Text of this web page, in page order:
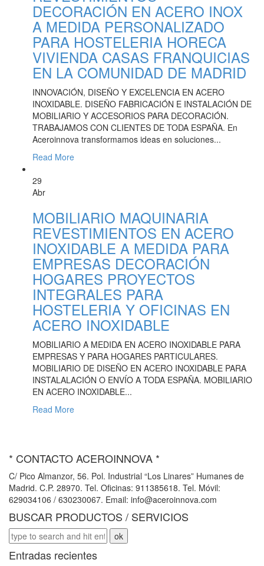
DECORACIÓN EN ACERO INOX
A MEDIDA PERSONALIZADO
PARA HOSTELERIA HORECA
VIVIENDA CASAS FRANQUICIAS
EN LA COMUNIDAD DE MADRID
INNOVACIÓN, DISEÑO Y EXCELENCIA EN ACERO
INOXIDABLE. DISEÑO FABRICACIÓN E INSTALACIÓN DE
MOBILIARIO Y ACCESORIOS PARA DECORACIÓN.
TRABAJAMOS CON CLIENTES DE TODA ESPAÑA. En
Aceroinnova transformamos ideas en soluciones...
Read More
29
Abr
MOBILIARIO MAQUINARIA
REVESTIMIENTOS EN ACERO
INOXIDABLE A MEDIDA PARA
EMPRESAS DECORACIÓN
HOGARES PROYECTOS
INTEGRALES PARA
HOSTELERIA Y OFICINAS EN
ACERO INOXIDABLE
MOBILIARIO A MEDIDA EN ACERO INOXIDABLE PARA
EMPRESAS Y PARA HOGARES PARTICULARES.
MOBILIARIO DE DISEÑO EN ACERO INOXIDABLE PARA
INSTALALACIÓN O ENVÍO A TODA ESPAÑA. MOBILIARIO
EN ACERO INOXIDABLE...
Read More
* CONTACTO ACEROINNOVA *
C/ Pico Almanzor, 56. Pol. Industrial “Los Linares” Humanes de
Madrid. C.P. 28970. Tel. Oficinas: 911385618. Tel. Móvil:
629034106 / 630230067. Email: info@aceroinnova.com
BUSCAR PRODUCTOS / SERVICIOS
Entradas recientes